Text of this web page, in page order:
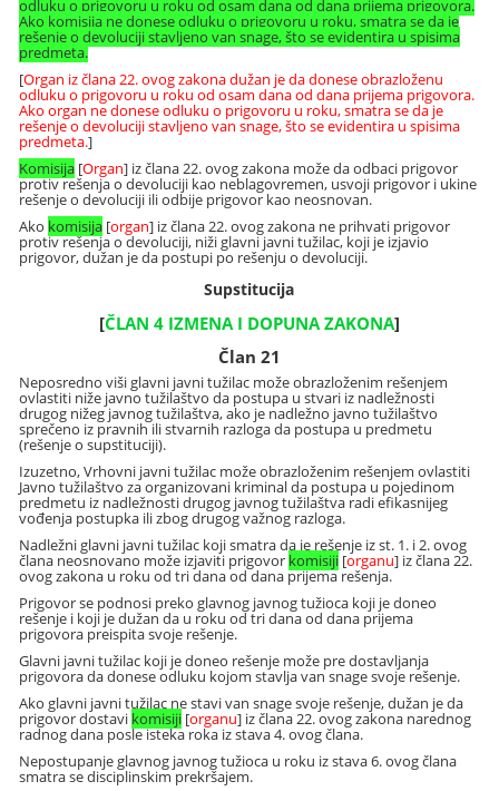
odluku o prigovoru u roku od osam dana od dana prijema prigovora.
Ako komisija ne donese odluku o prigovoru u roku, smatra se da je
rešenje o devoluciji stavljeno van snage, što se evidentira u spisima
predmeta.
[Organ iz člana 22. ovog zakona dužan je da donese obrazloženu
odluku o prigovoru u roku od osam dana od dana prijema prigovora.
Ako organ ne donese odluku o prigovoru u roku, smatra se da je
rešenje o devoluciji stavljeno van snage, što se evidentira u spisima
predmeta.]
Komisija [Organ] iz člana 22. ovog zakona može da odbaci prigovor
protiv rešenja o devoluciji kao neblagovremen, usvoji prigovor i ukine
rešenje o devoluciji ili odbije prigovor kao neosnovan.
Ako komisija [organ] iz člana 22. ovog zakona ne prihvati prigovor
protiv rešenja o devoluciji, niži glavni javni tužilac, koji je izjavio
prigovor, dužan je da postupi po rešenju o devoluciji.
Supstitucija
[ČLAN 4 IZMENA I DOPUNA ZAKONA]
Član 21
Neposredno viši glavni javni tužilac može obrazloženim rešenjem
ovlastiti niže javno tužilaštvo da postupa u stvari iz nadležnosti
drugog nižeg javnog tužilaštva, ako je nadležno javno tužilaštvo
sprečeno iz pravnih ili stvarnih razloga da postupa u predmetu
(rešenje o supstituciji).
Izuzetno, Vrhovni javni tužilac može obrazloženim rešenjem ovlastiti
Javno tužilaštvo za organizovani kriminal da postupa u pojedinom
predmetu iz nadležnosti drugog javnog tužilaštva radi efikasnijeg
vođenja postupka ili zbog drugog važnog razloga.
Nadležni glavni javni tužilac koji smatra da je rešenje iz st. 1. i 2. ovog
člana neosnovano može izjaviti prigovor komisiji [organu] iz člana 22.
ovog zakona u roku od tri dana od dana prijema rešenja.
Prigovor se podnosi preko glavnog javnog tužioca koji je doneo
rešenje i koji je dužan da u roku od tri dana od dana prijema
prigovora preispita svoje rešenje.
Glavni javni tužilac koji je doneo rešenje može pre dostavljanja
prigovora da donese odluku kojom stavlja van snage svoje rešenje.
Ako glavni javni tužilac ne stavi van snage svoje rešenje, dužan je da
prigovor dostavi komisiji [organu] iz člana 22. ovog zakona narednog
radnog dana posle isteka roka iz stava 4. ovog člana.
Nepostupanje glavnog javnog tužioca u roku iz stava 6. ovog člana
smatra se disciplinskim prekršajem.